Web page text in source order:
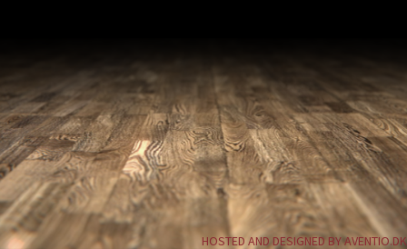
HOSTED AND DESIGNED BY AVENTIO.DK